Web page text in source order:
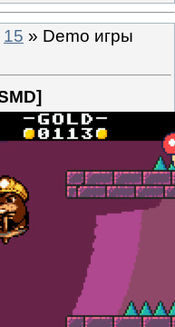
15 » Demo игры